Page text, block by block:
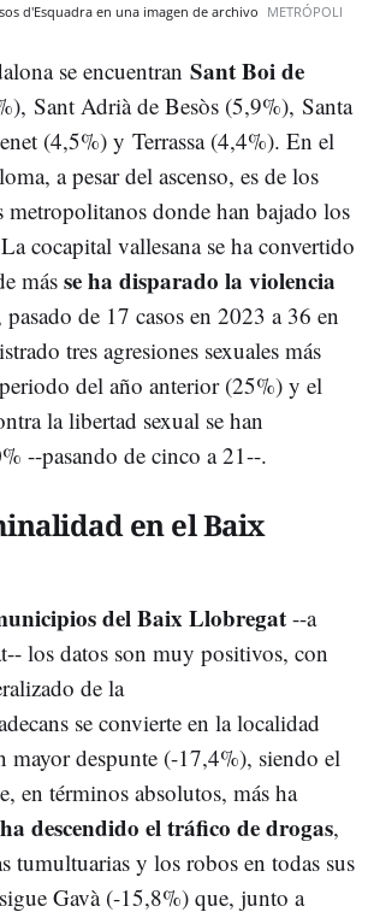
d'Esquadra en una imagen de archivo METRÓPOLI
se encuentran Sant Boi de
Sant Adrià de Besòs (5,9%), Santa
(4,5%) y Terrassa (4,4%). En el
a pesar del ascenso, es de los
donde han bajado los
cocapital vallesana se ha convertido
másse ha disparado la violencia
de 17 casos en 2023 a 36 en
tres agresiones sexuales más
del año anterior (25%) y el
la libertad sexual se han
--pasando de cinco a 21--.
en el Baix
del Baix Llobregat --a
los datos son muy positivos, con
de la
se convierte en la localidad
mayor despunte (-17,4%), siendo el
en términos absolutos, más ha
ha descendido el tráfico de drogas,
tumultuarias y los robos en todas sus
Gavà (-15,8%) que, junto a